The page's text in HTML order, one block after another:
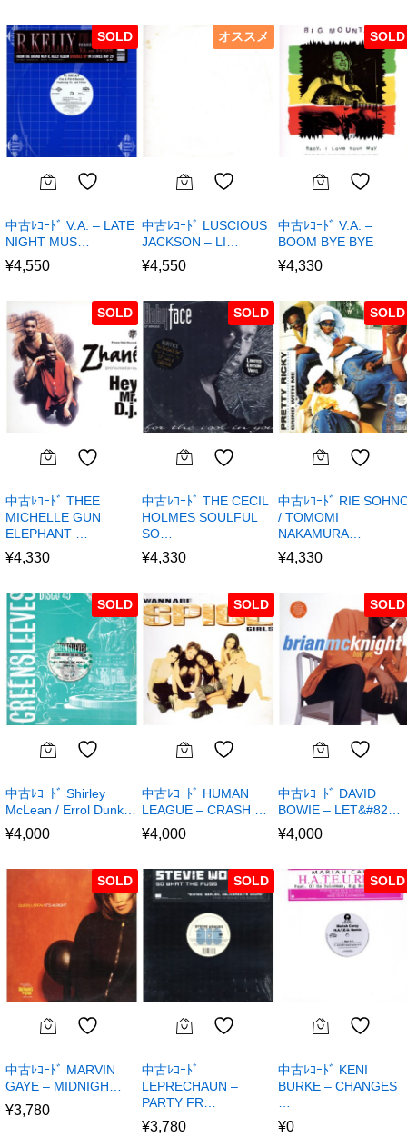
SOLD
中古ﾚｺｰﾄﾞ V.A. – LATE
NIGHT MUS…
¥4,550
オススメ
中古ﾚｺｰﾄﾞ LUSCIOUS
JACKSON – LI…
¥4,550
SOLD
中古ﾚｺｰﾄﾞ V.A. –
BOOM BYE BYE
¥4,330
SOLD
中古ﾚｺｰﾄﾞ THEE
MICHELLE GUN
ELEPHANT …
¥4,330
SOLD
中古ﾚｺｰﾄﾞ THE CECIL
HOLMES SOULFUL
SO…
¥4,330
SOLD
中古ﾚｺｰﾄﾞ RIE
/ TOMOMI
NAKAMURA…
¥4,330
SOLD
中古ﾚｺｰﾄﾞ Shirley
McLean / Errol Dunk…
¥4,000
SOLD
中古ﾚｺｰﾄﾞ HUMAN
LEAGUE – CRASH …
¥4,000
SOLD
中古ﾚｺｰﾄﾞ DAVID
BOWIE – LET&#82…
¥4,000
SOLD
中古ﾚｺｰﾄﾞ MARVIN
GAYE – MIDNIGH…
¥3,780
SOLD
中古ﾚｺｰﾄﾞ
LEPRECHAUN –
PARTY FR…
¥3,780
SOLD
中古ﾚｺｰﾄﾞ KENI
BURKE – CHANGES
¥0